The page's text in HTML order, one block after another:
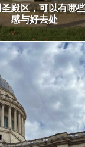
殿区，可以有哪
感与好去处